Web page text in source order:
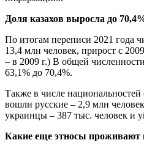
Доля казахов выросла до
По итогам переписи 2021 года
13,4 млн человек, прирост с
– в 2009 г.) В общей
63,1% до 70,4%.
Также в числе
вошли русские – 2,9 млн
украинцы – 387 тыс. человек и
Какие еще этносы проживают